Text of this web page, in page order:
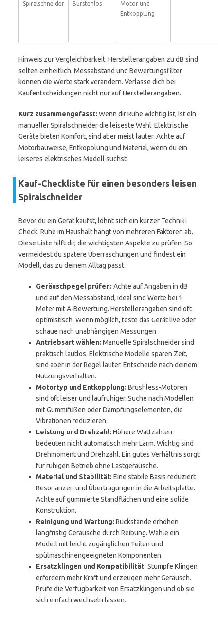
Spiralschneider
Bürstenlos
Motor und
Entkopplung
Hinweis zur Vergleichbarkeit: Herstellerangaben zu dB sind
selten einheitlich. Messabstand und Bewertungsfilter
können die Werte stark verändern. Verlasse dich bei
Kaufentscheidungen nicht nur auf Herstellerangaben.
Kurz zusammengefasst: Wenn dir Ruhe wichtig ist, ist ein
manueller Spiralschneider die leiseste Wahl. Elektrische
Geräte bieten Komfort, sind aber meist lauter. Achte auf
Motorbauweise, Entkopplung und Material, wenn du ein
leiseres elektrisches Modell suchst.
Kauf-Checkliste für einen besonders leisen
Spiralschneider
Bevor du ein Gerät kaufst, lohnt sich ein kurzer Technik-
Check. Ruhe im Haushalt hängt von mehreren Faktoren ab.
Diese Liste hilft dir, die wichtigsten Aspekte zu prüfen. So
vermeidest du spätere Überraschungen und findest ein
Modell, das zu deinem Alltag passt.
Geräuschpegel prüfen: Achte auf Angaben in dB
und auf den Messabstand, ideal sind Werte bei 1
Meter mit A-Bewertung. Herstellerangaben sind oft
optimistisch. Wenn möglich, teste das Gerät live oder
schaue nach unabhängigen Messungen.
Antriebsart wählen: Manuelle Spiralschneider sind
praktisch lautlos. Elektrische Modelle sparen Zeit,
sind aber in der Regel lauter. Entscheide nach deinem
Nutzungsverhalten.
Motortyp und Entkopplung: Brushless-Motoren
sind oft leiser und laufruhiger. Suche nach Modellen
mit Gummifüßen oder Dämpfungselementen, die
Vibrationen reduzieren.
Leistung und Drehzahl: Höhere Wattzahlen
bedeuten nicht automatisch mehr Lärm. Wichtig sind
Drehmoment und Drehzahl. Ein gutes Verhältnis sorgt
für ruhigen Betrieb ohne Lastgeräusche.
Material und Stabilität: Eine stabile Basis reduziert
Resonanzen und Übertragungen in die Arbeitsplatte.
Achte auf gummierte Standflächen und eine solide
Konstruktion.
Reinigung und Wartung: Rückstände erhöhen
langfristig Geräusche durch Reibung. Wähle ein
Modell mit leicht zugänglichen Teilen und
spülmaschinengeeigneten Komponenten.
Ersatzklingen und Kompatibilität: Stumpfe Klingen
erfordern mehr Kraft und erzeugen mehr Geräusch.
Prüfe die Verfügbarkeit von Ersatzklingen und ob sie
sich einfach wechseln lassen.